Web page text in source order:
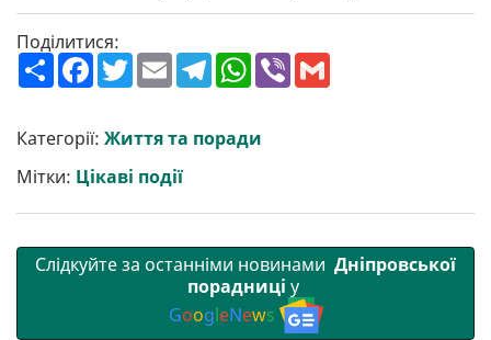
Поділитися:
П
о
р
и
т
и
F
a
b
o
o
k
T
w
t
e
r
E
m
l
T
e
g
r
W
h
s
A
V
Категорії: Життя та поради
Мітки: Цікаві події
Слідкуйте за останніми новинами Дніпровської
порадниці у
GoogleNews